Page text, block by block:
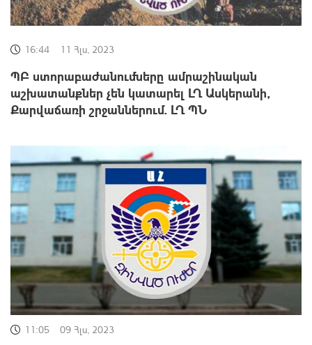
16:44 11 Հլս, 2023
ՊԲ ստորաբաժանումները ամրաշինական
աշխատանքներ չեն կատարել ԼՂ Ասկերանի,
Քարվաճառի շրջաններում. ԼՂ ՊՆ
11:05 09 Հլս, 2023